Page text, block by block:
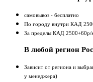
самовывоз - бесплатно
По городу внутри КАД
За пределы КАД 2500+60р/
В любой регион
Зависит от региона и
у менеджера)